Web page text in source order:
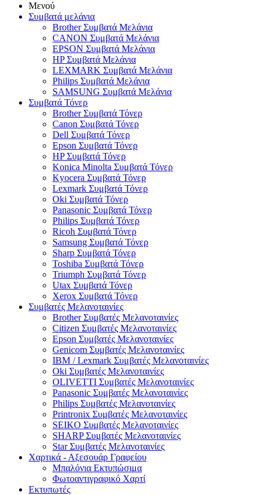
Μενού
Συμβατά μελάνια
Brother Συμβατά Μελάνια
CANON Συμβατά Μελάνια
EPSON Συμβατά Μελάνια
HP Συμβατά Μελάνια
LEXMARK Συμβατά Μελάνια
Philips Συμβατά Μελάνια
SAMSUNG Συμβατά Μελάνια
Συμβατά Τόνερ
Brother Συμβατά Τόνερ
Canon Συμβατά Τόνερ
Dell Συμβατά Τόνερ
Epson Συμβατά Τόνερ
HP Συμβατά Τόνερ
Konica Minolta Συμβατά Τόνερ
Kyocera Συμβατά Τόνερ
Lexmark Συμβατά Τόνερ
Oki Συμβατά Τόνερ
Panasonic Συμβατά Τόνερ
Philips Συμβατά Τόνερ
Ricoh Συμβατά Τόνερ
Samsung Συμβατά Τόνερ
Sharp Συμβατά Τόνερ
Toshiba Συμβατά Τόνερ
Triumph Συμβατά Τόνερ
Utax Συμβατά Τόνερ
Xerox Συμβατά Τόνερ
Συμβατές Μελανοταινίες
Brother Συμβατές Μελανοταινίες
Citizen Συμβατές Μελανοταινίες
Epson Συμβατές Μελανοταινίες
Genicom Συμβατές Μελανοταινίες
IBM / Lexmark Συμβατές Μελανοταινίες
Oki Συμβατές Μελανοταινίες
OLIVETTI Συμβατές Μελανοταινίες
Panasonic Συμβατές Μελανοταινίες
Philips Συμβατές Μελανοταινίες
Printronix Συμβατές Μελανοταινίες
SEIKO Συμβατές Μελανοταινίες
SHARP Συμβατές Μελανοταινίες
Star Συμβατές Μελανοταινίες
Χαρτικά - Αξεσουάρ Γραφείου
Μπαλόνια Εκτυπώσιμα
Φωτοαντιγραφικό Χαρτί
Εκτυπωτές